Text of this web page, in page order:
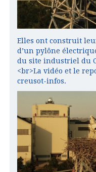
Elles ont construit
d’un pylône
du site industriel du
<br>La vidéo et le
creusot-infos.